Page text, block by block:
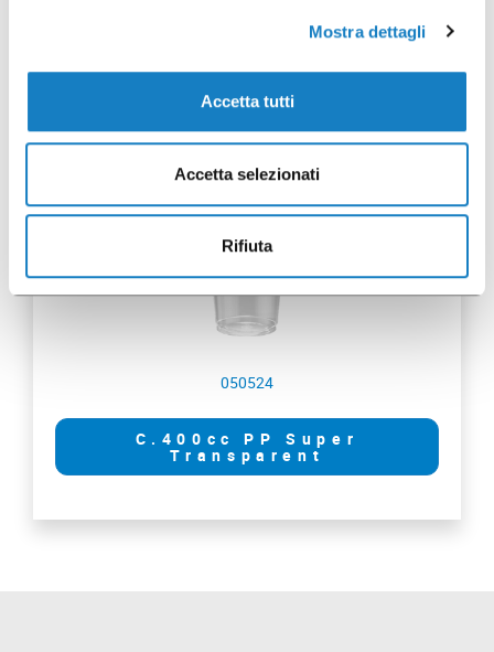
Mostra dettagli
Accetta tutti
Accetta selezionati
Rifiuta
50 pcs
050524
C.400cc PP Super
Transparent